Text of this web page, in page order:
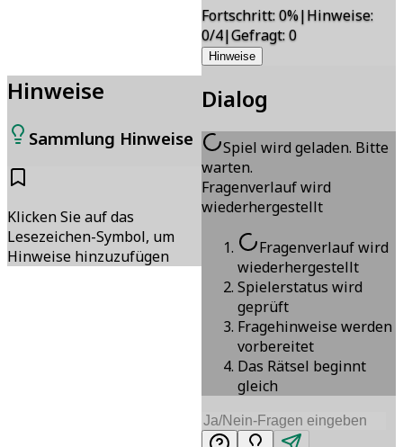
Hinweise
Sammlung Hinweise
Klicken Sie auf das
Lesezeichen-Symbol, um
Hinweise hinzuzufügen
Fortschritt:0%|Hinweise:
0/4|Gefragt:0
Hinweise
Dialog
Spiel wird geladen. Bitte
warten.
Fragenverlauf wird
wiederhergestellt
Fragenverlauf wird
wiederhergestellt
Spielerstatus wird
geprüft
Fragehinweise werden
vorbereitet
Das Rätsel beginnt
gleich